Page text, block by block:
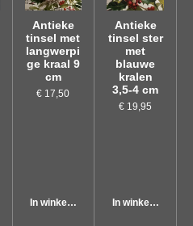
Antieke
tinsel met
langwerpi
ge kraal 9
cm
€ 17,50
In winkelwagen
Antieke
tinsel ster
met
blauwe
kralen
3,5-4 cm
€ 19,95
In winkelwagen